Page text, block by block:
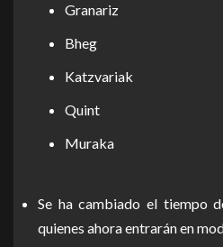
Granariz
Bheg
Katzvariak
Quint
Muraka
Se ha cambiado el tiempo
quienes ahora entrarán en